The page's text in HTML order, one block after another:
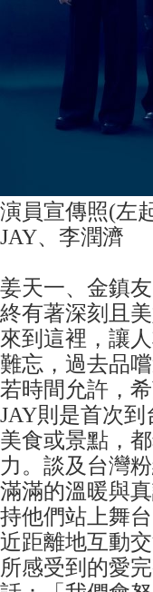
演員宣傳照(左
JAY、李潤濟
姜天一、金鎮
終有著深刻且
來到這裡，讓
難忘，過去品
若時間允許，
JAY則是首次
美食或景點，
力。談及台灣
滿滿的溫暖與
持他們站上舞
近距離地互動
所感受到的愛